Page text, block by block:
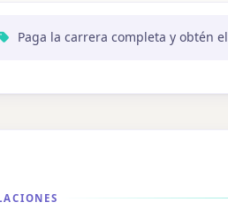
Paga la carrera completa y obtén el